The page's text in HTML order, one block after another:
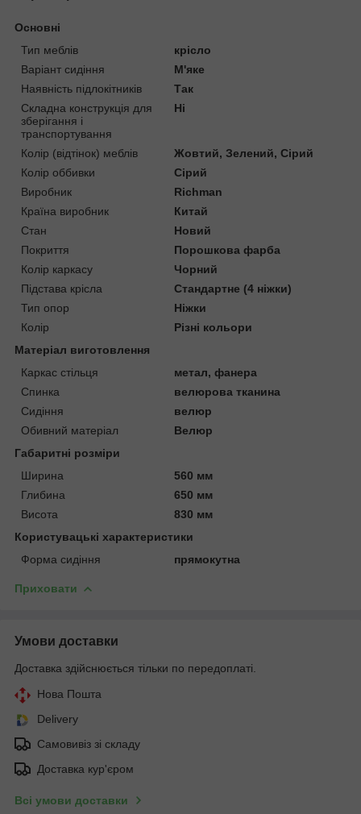
Основні
Тип меблів
крісло
Варіант сидіння
М'яке
Наявність підлокітників
Так
Складна конструкція для
зберігання і
транспортування
Ні
Колір (відтінок) меблів
Жовтий, Зелений, Сірий
Колір оббивки
Сірий
Виробник
Richman
Країна виробник
Китай
Стан
Новий
Покриття
Порошкова фарба
Колір каркасу
Чорний
Підстава крісла
Стандартне (4 ніжки)
Тип опор
Ніжки
Колір
Різні кольори
Матеріал виготовлення
Каркас стільця
метал, фанера
Спинка
велюрова тканина
Сидіння
велюр
Обивний матеріал
Велюр
Габаритні розміри
Ширина
560 мм
Глибина
650 мм
Висота
830 мм
Користувацькi характеристики
Форма сидіння
прямокутна
Приховати
Умови доставки
Доставка здійснюється тільки по передоплаті.
Нова Пошта
Delivery
Самовивіз зі складу
Доставка кур'єром
Всі умови доставки